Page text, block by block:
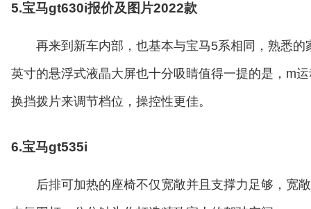
5.宝马gt630i报价及图片2022款
再来到新车内部，也基本与宝马5系相同，熟悉
英寸的悬浮式液晶大屏也十分吸睛值得一提的是，m
换挡拨片来调节档位，操控性更佳。
6.宝马gt535i
后排可加热的座椅不仅宽敞并且支撑力足够，宽